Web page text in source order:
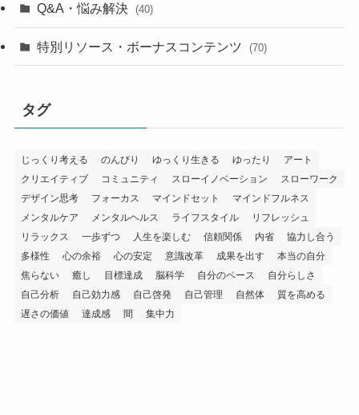
Q&A・悩み解決 (40)
特別リソース・ボーナスコンテンツ (70)
タグ
じっくり考える のんびり ゆっくり生きる ゆったり
アート
クリエイティブ
コミュニティ スローイノベーション
スローワーク
デザイン思考
フォーカス マインドセット
マインドフルネス
メンタルケア
メンタルヘルス ライフスタイル
リフレッシュ
リラックス
一歩ずつ 人生を楽しむ 信頼関係 内省
協力し合う
多様性
心の余裕 心の安定 意識改革 成果を出す
本当の自分
焦らない
癒し 目標達成 脳科学 自分のペース
自分らしさ
自己分析
自己効力感 自己啓発 自己管理 自然体
質を高める
遅さの価値
達成感 間 集中力